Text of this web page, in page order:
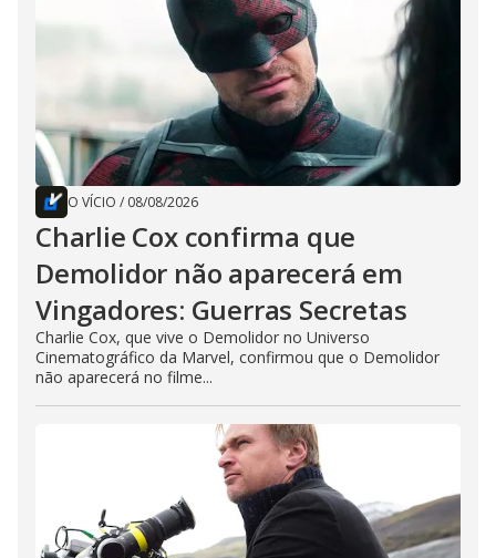
O VÍCIO / 08/08/2026
Charlie Cox confirma que
Demolidor não aparecerá em
Vingadores: Guerras Secretas
Charlie Cox, que vive o Demolidor no Universo
Cinematográfico da Marvel, confirmou que o Demolidor
não aparecerá no filme...